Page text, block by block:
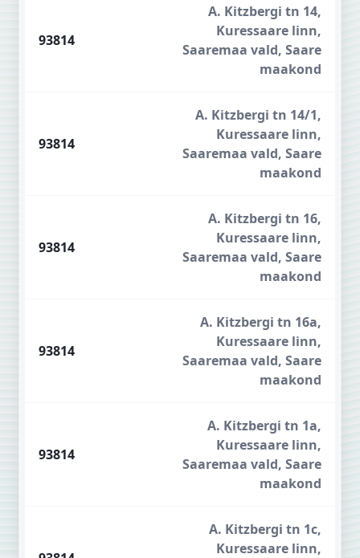
93814
A. Kitzbergi tn 14,
Kuressaare linn,
Saaremaa vald, Saare
maakond
93814
A. Kitzbergi tn 14/1,
Kuressaare linn,
Saaremaa vald, Saare
maakond
93814
A. Kitzbergi tn 16,
Kuressaare linn,
Saaremaa vald, Saare
maakond
93814
A. Kitzbergi tn 16a,
Kuressaare linn,
Saaremaa vald, Saare
maakond
93814
A. Kitzbergi tn 1a,
Kuressaare linn,
Saaremaa vald, Saare
maakond
A. Kitzbergi tn 1c,
Kuressaare linn,